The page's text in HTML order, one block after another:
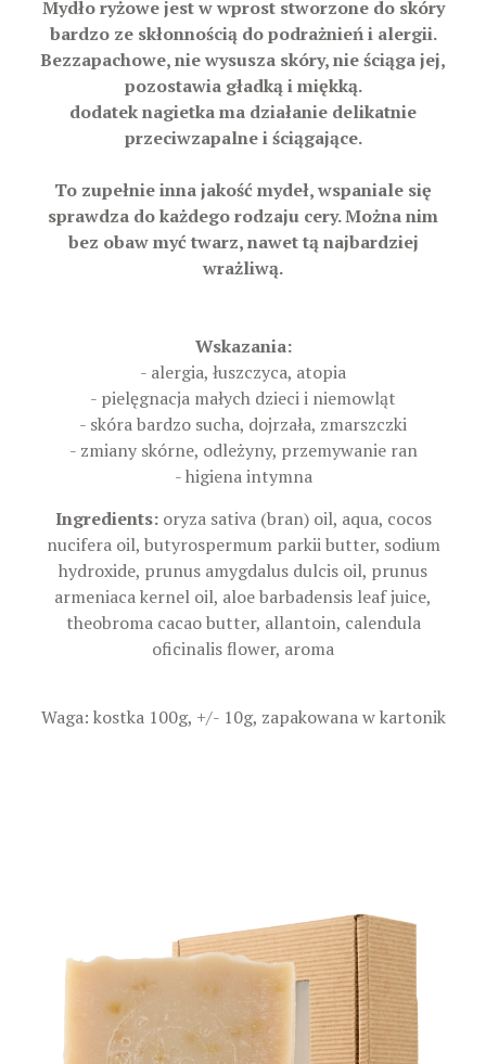
Mydło ryżowe jest w wprost stworzone do skóry
bardzo ze skłonnością do podrażnień i alergii.
Bezzapachowe, nie wysusza skóry, nie ściąga jej,
pozostawia gładką i miękką.
dodatek nagietka ma działanie delikatnie
przeciwzapalne i ściągające.
To zupełnie inna jakość mydeł, wspaniale się
sprawdza do każdego rodzaju cery. Można nim
bez obaw myć twarz, nawet tą najbardziej
wrażliwą.
Wskazania:
- alergia, łuszczyca, atopia
- pielęgnacja małych dzieci i niemowląt
- skóra bardzo sucha, dojrzała, zmarszczki
- zmiany skórne, odleżyny, przemywanie ran
- higiena intymna
Ingredients:oryza sativa (bran) oil, aqua, cocos
nucifera oil, butyrospermum parkii butter, sodium
hydroxide, prunus amygdalus dulcis oil, prunus
armeniaca kernel oil, aloe barbadensis leaf juice,
theobroma cacao butter, allantoin, calendula
oficinalis flower, aroma
Waga: kostka 100g, +/- 10g, zapakowana w kartonik